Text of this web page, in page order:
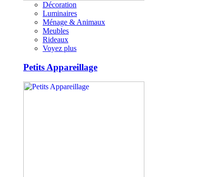
Décoration
Luminaires
Ménage & Animaux
Meubles
Rideaux
Voyez plus
Petits Appareillage